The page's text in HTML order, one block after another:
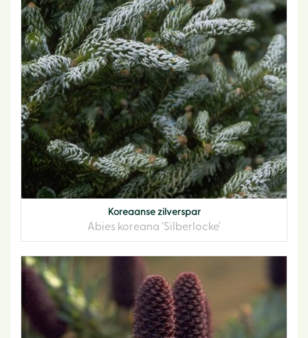
Koreaanse zilverspar
Abies koreana 'Silberlocke'